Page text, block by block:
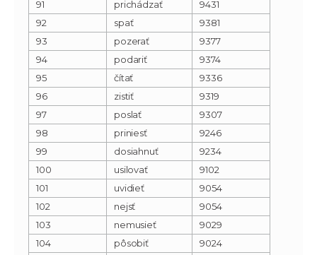
91 prichádzať
9431
92
spať
9381
93
pozerať
9377
94
podariť
9374
95
čítať
9336
96
zistiť
9319
97
poslať
9307
98
priniesť
9246
99
dosiahnuť
9234
100
usilovať
9102
101
uvidieť
9054
102
nejsť
9054
103
nemusieť
9029
104
pôsobiť
9024